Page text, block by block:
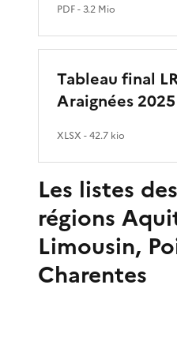
PDF- 3.2 Mio
Tableau final
Araignées 2025
XLSX - 42.7 kio
Les listes
régions
Limousin,
Charentes